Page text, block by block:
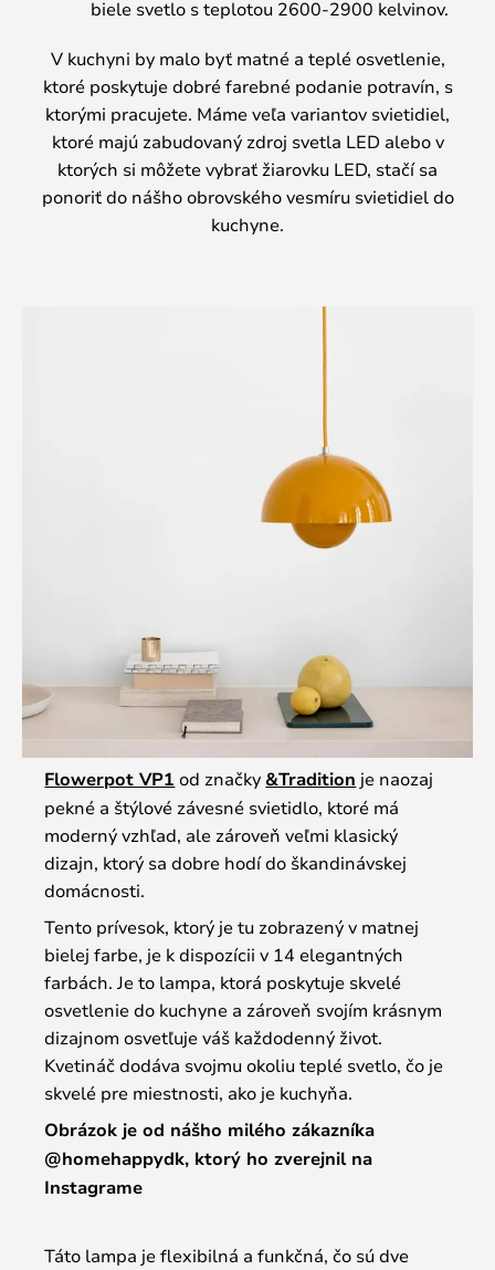
biele svetlo s teplotou 2600-2900 kelvinov.
V kuchyni by malo byť matné a teplé osvetlenie,
ktoré poskytuje dobré farebné podanie potravín, s
ktorými pracujete. Máme veľa variantov svietidiel,
ktoré majú zabudovaný zdroj svetla LED alebo v
ktorých si môžete vybrať žiarovku LED, stačí sa
ponoriť do nášho obrovského vesmíru svietidiel do
kuchyne.
Flowerpot VP1 od značky &Tradition je naozaj
pekné a štýlové závesné svietidlo, ktoré má
moderný vzhľad, ale zároveň veľmi klasický
dizajn, ktorý sa dobre hodí do škandinávskej
domácnosti.
Tento prívesok, ktorý je tu zobrazený v matnej
bielej farbe, je k dispozícii v 14 elegantných
farbách. Je to lampa, ktorá poskytuje skvelé
osvetlenie do kuchyne a zároveň svojím krásnym
dizajnom osvetľuje váš každodenný život.
Kvetináč dodáva svojmu okoliu teplé svetlo, čo je
skvelé pre miestnosti, ako je kuchyňa.
Obrázok je od nášho milého zákazníka
@homehappydk, ktorý ho zverejnil na
Instagrame
Táto lampa je flexibilná a funkčná, čo sú dve